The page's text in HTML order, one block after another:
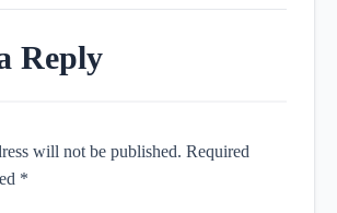
Reply
will not be published. Required
*